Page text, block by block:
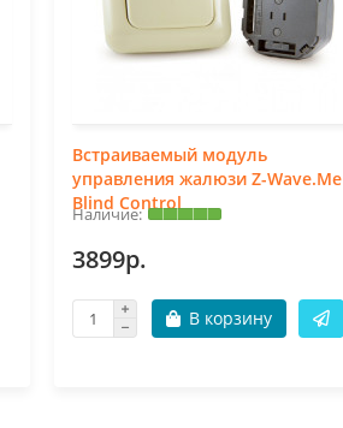
Встраиваемый модуль
управления жалюзи Z-Wave.Me
Blind Control
3899р.
В корзину